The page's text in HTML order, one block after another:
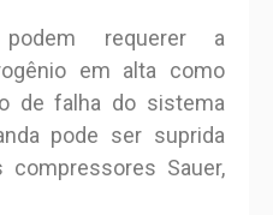
requerer a
em alta como
de falha do sistema
pode ser suprida
Sauer,